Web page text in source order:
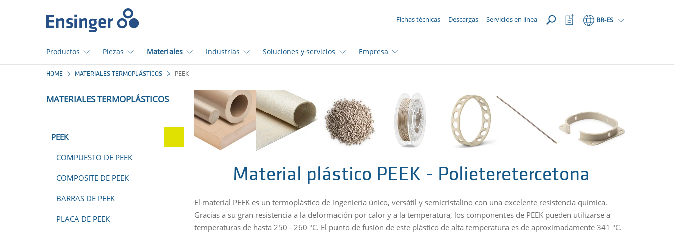
Fichas técnicas Descargas Servicios en línea BR-ES
Abrir
lista
Productos Piezas Materiales Industrias Soluciones y servicios Empresa
HOME MATERIALES TERMOPLÁSTICOS PEEK
MATERIALES TERMOPLÁSTICOS
PEEK
COMPUESTO DE PEEK
COMPOSITE DE PEEK
BARRAS DE PEEK
PLACA DE PEEK
Material plástico PEEK - Polieteretercetona
El material PEEK es un termoplástico de ingeniería único, versátil y semicristalino con una excelente resistencia química.
Gracias a su gran resistencia a la deformación por calor y a la temperatura, los componentes de PEEK pueden utilizarse a
temperaturas de hasta 250 - 260 °C. El punto de fusión de este plástico de alta temperatura es de aproximadamente 341 °C.